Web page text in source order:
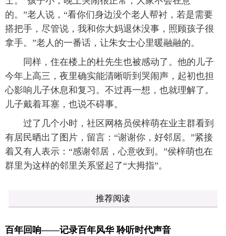
的。”老人说，“看你们身边没个老人帮衬，若是需要
搭把手，尽管说，我和你大妈退休没事，照顾孩子很
拿手。”老人的一番话，让朱女士心里暖融融的。
同样，住在楼上的杜先生也被感动了。他的儿子
今年上高三，夜里确实能清晰听到哭闹声，起初也担
心影响儿子休息和复习。不过再一想，也就理解了。
儿子戴着耳塞，也说不碍事。
过了几个小时，社区网格员侯梓萌在业主群看到
有居民晒出了图片，留言：“谢谢你，好邻居。”紧接
着又有人表示：“感谢邻居，心意收到。”侯梓萌也在
群里为这样的邻里关系竖起了“大拇指”。
推荐阅读
百年回响——记录百年风华 聆听时代声音